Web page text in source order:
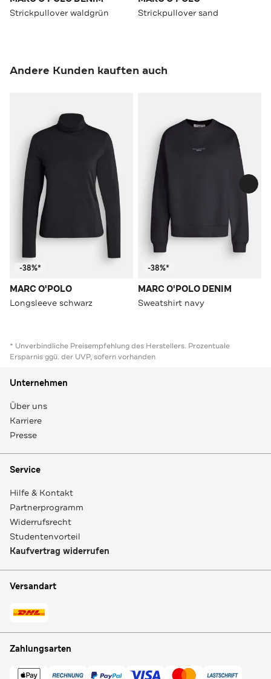
Strickpullover waldgrün Strickpullover sand
Andere Kunden kauften auch
-38%*
MARC O'POLO
Longsleeve schwarz
-38%*
MARC O'POLO DENIM
Sweatshirt navy
* Unverbindliche Preisempfehlung des Herstellers. Prozentuale
Ersparnis ggü. der UVP, sofern vorhanden
Unternehmen
Über uns
Karriere
Presse
Service
Hilfe & Kontakt
Partnerprogramm
Widerrufsrecht
Studentenvorteil
Kaufvertrag widerrufen
Versandart
Zahlungsarten